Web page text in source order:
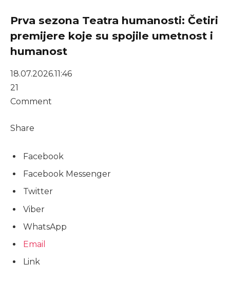
Prva sezona Teatra humanosti: Četiri
premijere koje su spojile umetnost i
humanost
18.07.2026.11:46
21
Comment
Share
Facebook
Facebook Messenger
Twitter
Viber
WhatsApp
Email
Link